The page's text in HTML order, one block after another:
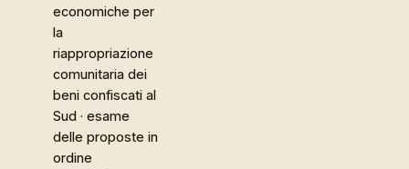
economiche per
la
riappropriazione
comunitaria dei
beni confiscati al
Sud · esame
delle proposte in
ordine